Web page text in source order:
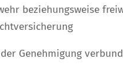
beziehungsweise
Genehmigung